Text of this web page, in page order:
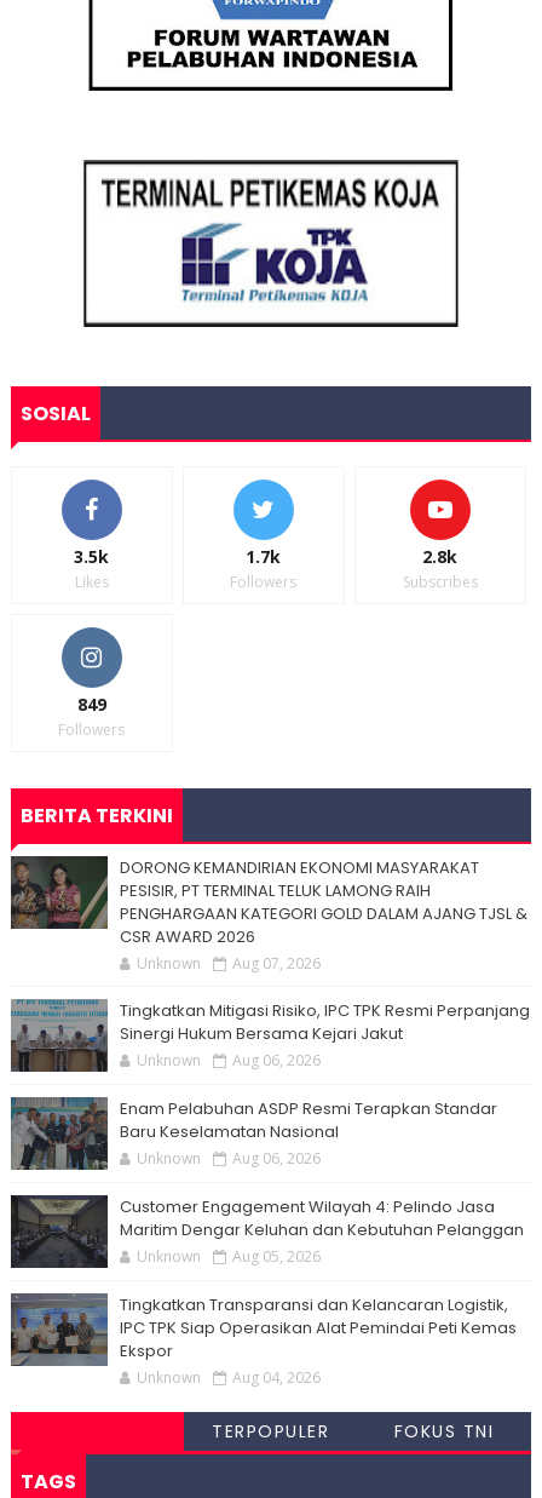
SOSIAL
3.5k
Likes
1.7k
Followers
2.8k
Subscribes
849
Followers
BERITA TERKINI
DORONG KEMANDIRIAN EKONOMI MASYARAKAT
PESISIR, PT TERMINAL TELUK LAMONG RAIH
PENGHARGAAN KATEGORI GOLD DALAM AJANG TJSL &
CSR AWARD 2026
Unknown Aug 07, 2026
Tingkatkan Mitigasi Risiko, IPC TPK Resmi Perpanjang
Sinergi Hukum Bersama Kejari Jakut
Unknown Aug 06, 2026
Enam Pelabuhan ASDP Resmi Terapkan Standar
Baru Keselamatan Nasional
Unknown Aug 06, 2026
Customer Engagement Wilayah 4: Pelindo Jasa
Maritim Dengar Keluhan dan Kebutuhan Pelanggan
Unknown Aug 05, 2026
Tingkatkan Transparansi dan Kelancaran Logistik,
IPC TPK Siap Operasikan Alat Pemindai Peti Kemas
Ekspor
Unknown Aug 04, 2026
TERPOPULER FOKUS TNI
TAGS